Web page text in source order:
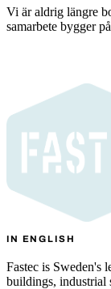
Vi är aldrig längre
samarbete bygger
IN ENGLISH
Fastec is Sweden's
buildings, industrial